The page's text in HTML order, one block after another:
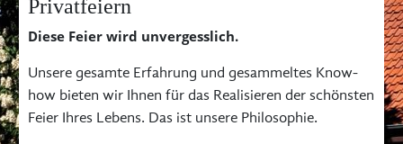
Privatfeiern
Diese Feier wird unvergesslich.
Unsere gesamte Erfahrung und gesammeltes Know-
how bieten wir Ihnen für das Realisieren der schönsten
Feier Ihres Lebens. Das ist unsere Philosophie.